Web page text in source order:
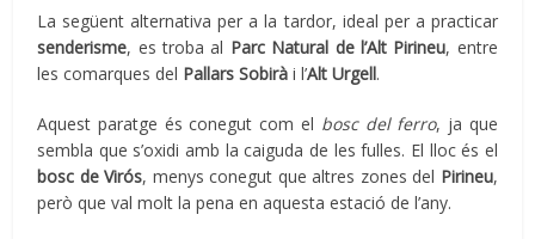
La següent alternativa per a la tardor, ideal per a practicar
senderisme, es troba al Parc Natural de l’Alt Pirineu, entre
les comarques del Pallars Sobirà i l’Alt Urgell.
Aquest paratge és conegut com el bosc del ferro, ja que
sembla que s’oxidi amb la caiguda de les fulles. El lloc és el
bosc de Virós, menys conegut que altres zones del Pirineu,
però que val molt la pena en aquesta estació de l’any.